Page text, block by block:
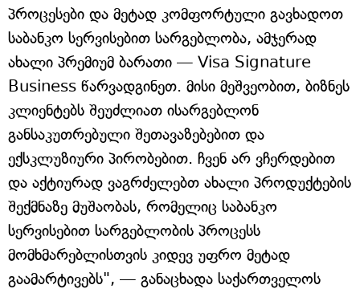
პროცესები და მეტად კომფორტული გავხადოთ
საბანკო სერვისებით სარგებლობა, ამჯერად
ახალი პრემიუმ ბარათი — Visa Signature
Business წარვადგინეთ. მისი მეშვეობით, ბიზნეს
კლიენტებს შეუძლიათ ისარგებლონ
განსაკუთრებული შეთავაზებებით და
ექსკლუზიური პირობებით. ჩვენ არ ვჩერდებით
და აქტიურად ვაგრძელებთ ახალი პროდუქტების
შექმნაზე მუშაობას, რომელიც საბანკო
სერვისებით სარგებლობის პროცესს
მომხმარებლისთვის კიდევ უფრო მეტად
გაამარტივებს", — განაცხადა საქართველოს